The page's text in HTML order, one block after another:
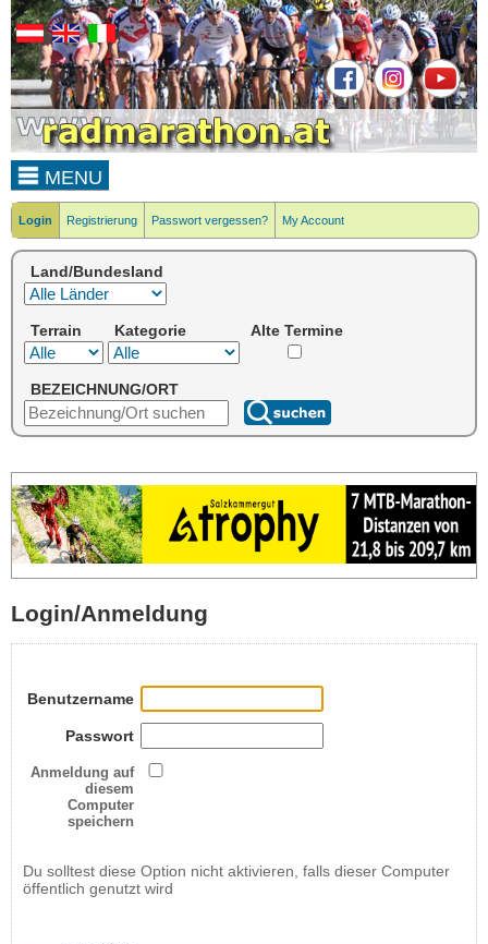
MENU
Login Registrierung Passwort vergessen? My Account
Land/Bundesland
Terrain Kategorie Alte Termine
BEZEICHNUNG/ORT
Login/Anmeldung
Benutzername
Passwort
Anmeldung auf
diesem
Computer
speichern
Du solltest diese Option nicht aktivieren, falls dieser Computer
öffentlich genutzt wird